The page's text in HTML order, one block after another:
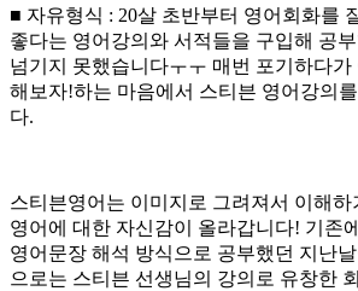
■ 자유형식 : 20살 초반부터 영어회화를
좋다는 영어강의와 서적들을 구입해 공
넘기지 못했습니다ㅜㅜ 매번 포기하다가
해보자!하는 마음에서 스티븐 영어강의
다.
스티븐영어는 이미지로 그려져서 이해하
영어에 대한 자신감이 올라갑니다! 기존
영어문장 해석 방식으로 공부했던 지난
으로는 스티븐 선생님의 강의로 유창한